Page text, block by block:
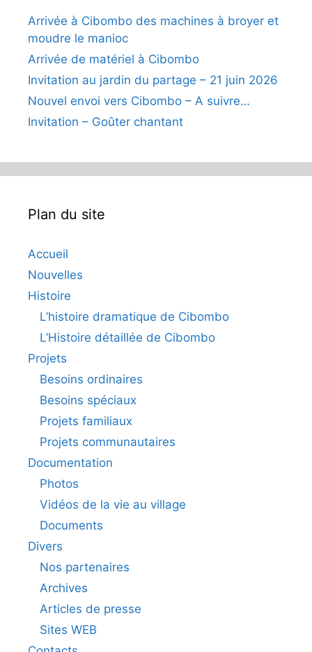
Arrivée à Cibombo des machines à broyer et
moudre le manioc
Arrivée de matériel à Cibombo
Invitation au jardin du partage – 21 juin 2026
Nouvel envoi vers Cibombo – A suivre…
Invitation – Goûter chantant
Plan du site
Accueil
Nouvelles
Histoire
L’histoire dramatique de Cibombo
L’Histoire détaillée de Cibombo
Projets
Besoins ordinaires
Besoins spéciaux
Projets familiaux
Projets communautaires
Documentation
Photos
Vidéos de la vie au village
Documents
Divers
Nos partenaires
Archives
Articles de presse
Sites WEB